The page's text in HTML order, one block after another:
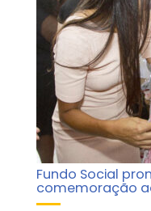
Fundo Social
comemoração